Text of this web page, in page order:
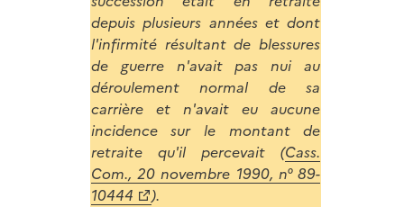
depuis plusieurs années et dont
l'infirmité résultant de blessures
de guerre n'avait pas nui au
déroulement normal de sa
carrière et n'avait eu aucune
incidence sur le montant de
retraite qu'il percevait (Cass.
Com., 20 novembre 1990, n° 89-
10444
).